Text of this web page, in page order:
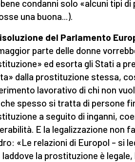
condanni solo «alcuni tipi
una buona...).
del Parlamento
parte delle donne
ed esorta gli Stati a
dalla prostituzione stessa,
lavorativo di chi non
spesso si tratta di persone
a seguito di inganni,
E la legalizzazione non
«Le relazioni di Europol – si
laddove la prostituzione è